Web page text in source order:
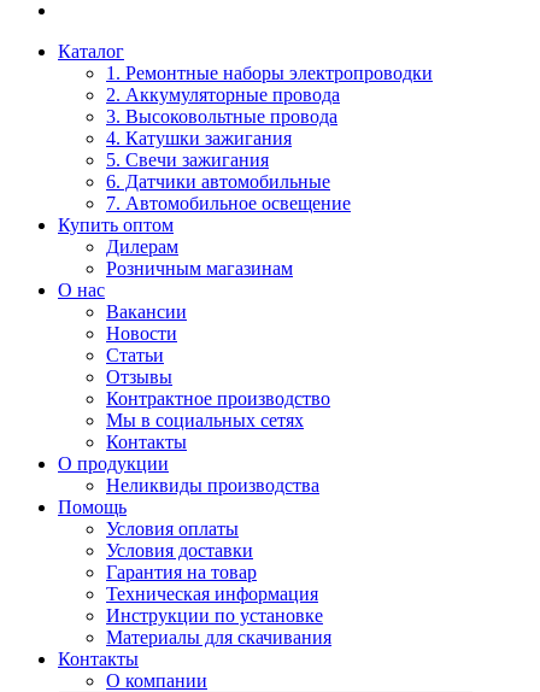
Каталог
1. Ремонтные наборы электропроводки
2. Аккумуляторные провода
3. Высоковольтные провода
4. Катушки зажигания
5. Свечи зажигания
6. Датчики автомобильные
7. Автомобильное освещение
Купить оптом
Дилерам
Розничным магазинам
О нас
Вакансии
Новости
Статьи
Отзывы
Контрактное производство
Мы в социальных сетях
Контакты
О продукции
Неликвиды производства
Помощь
Условия оплаты
Условия доставки
Гарантия на товар
Техническая информация
Инструкции по установке
Материалы для скачивания
Контакты
О компании